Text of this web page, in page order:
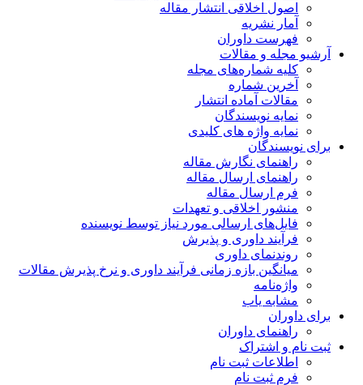
اصول اخلاقی انتشار مقاله
آمار نشریه
فهرست داوران
آرشیو مجله و مقالات
کلیه شماره‌های مجله
آخرین شماره
مقالات آماده انتشار
نمایه نویسندگان
نمایه واژه های کلیدی
برای نویسندگان
راهنمای نگارش مقاله
راهنمای ارسال مقاله
فرم ارسال مقاله
منشور اخلاقی و تعهدات
فایل‌های ارسالی مورد نیاز توسط نویسنده
فرآیند داوری و پذیرش
روندنمای داوری
میانگین بازه زمانی فرآیند داوری و نرخ پذیرش مقالات
واژه‌نامه
مشابه یاب
برای داوران
راهنمای داوران
ثبت نام و اشتراک
اطلاعات ثبت نام
فرم ثبت نام